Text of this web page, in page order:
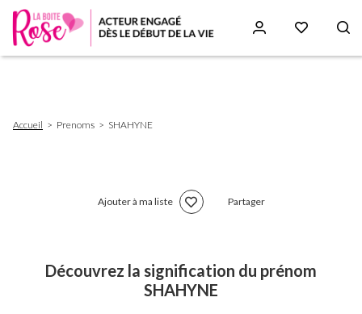
d'Ariane
Accueil Prenoms SHAHYNE
Ajouter à ma liste Partager
Découvrez la signification du prénom
SHAHYNE